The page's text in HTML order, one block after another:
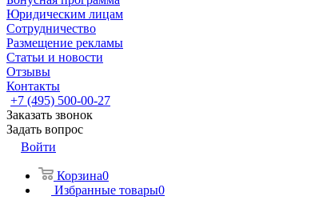
Юридическим лицам
Сотрудничество
Размещение рекламы
Статьи и новости
Отзывы
Контакты
+7 (495) 500-00-27
Заказать звонок
Задать вопрос
Войти
Корзина0
Избранные товары0